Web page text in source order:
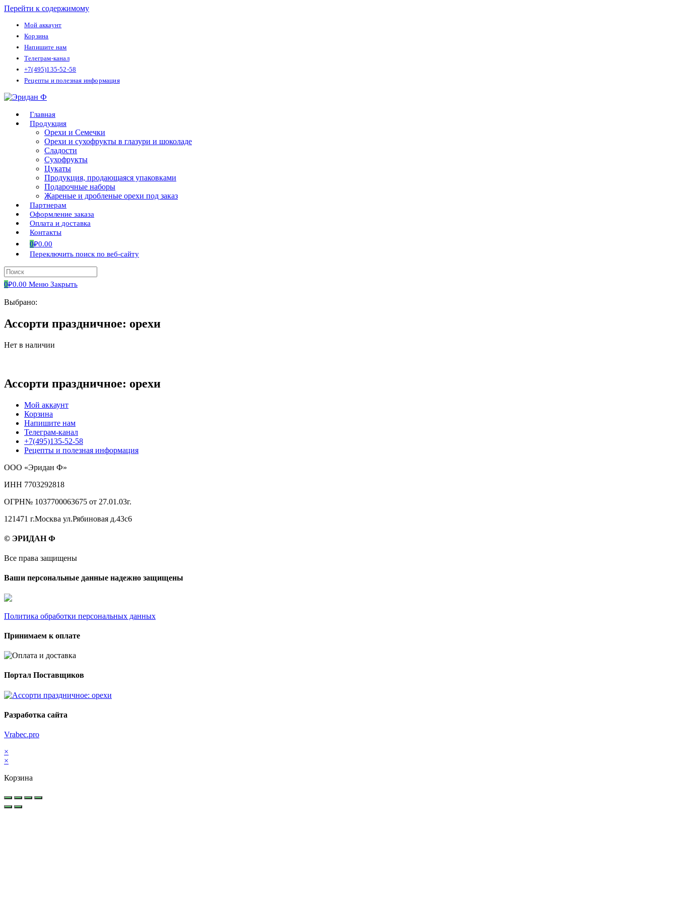
Перейти к содержимому
Мой аккаунт
Корзина
Напишите нам
Телеграм-канал
+7(495)135-52-58
Рецепты и полезная информация
Главная
Продукция
Орехи и Семечки
Орехи и сухофрукты в глазури и шоколаде
Сладости
Сухофрукты
Цукаты
Продукция, продающаяся упаковками
Подарочные наборы
Жареные и дробленые орехи под заказ
Партнерам
Оформление заказа
Оплата и доставка
Контакты
0₽0.00
Переключить поиск по веб-сайту
0₽0.00 Меню Закрыть
Выбрано:
Ассорти праздничное: орехи
Нет в наличии
Ассорти праздничное: орехи
Мой аккаунт
Корзина
Напишите нам
Телеграм-канал
+7(495)135-52-58
Рецепты и полезная информация
ООО «Эридан Ф»
ИНН 7703292818
ОГРН№ 1037700063675 от 27.01.03г.
121471 г.Москва ул.Рябиновая д.43с6
© ЭРИДАН Ф
Все права защищены
Ваши персональные данные надежно защищены
Политика обработки персональных данных
Принимаем к оплате
Портал Поставщиков
Разработка сайта
Vrabec.pro
×
×
Корзина